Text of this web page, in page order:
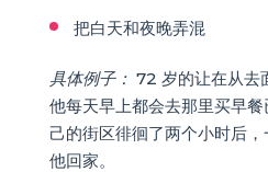
把白天和夜晚弄混
具体例子： 72 岁的让在从去
他每天早上都会去那里买早
己的街区徘徊了两个小时后
他回家。